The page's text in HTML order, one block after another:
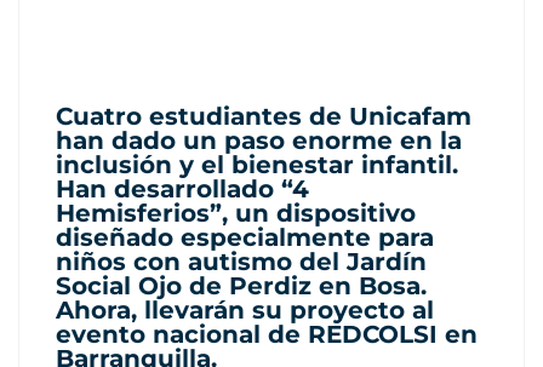
Cuatro estudiantes de Unicafam
han dado un paso enorme en la
inclusión y el bienestar infantil.
Han desarrollado “4
Hemisferios”, un dispositivo
diseñado especialmente para
niños con autismo del Jardín
Social Ojo de Perdiz en Bosa.
Ahora, llevarán su proyecto al
evento nacional de REDCOLSI en
Barranquilla.